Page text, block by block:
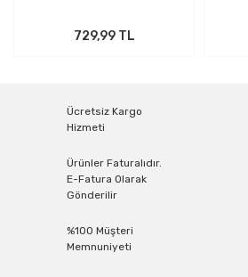
729,99 TL
Ücretsiz Kargo
Hizmeti
Ürünler Faturalıdır.
E-Fatura Olarak
Gönderilir
%100 Müşteri
Memnuniyeti